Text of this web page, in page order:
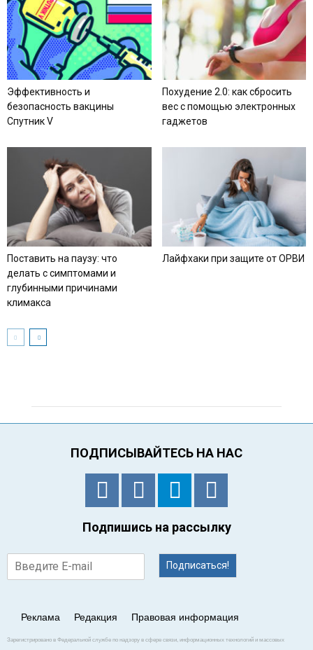
Эффективность и
безопасность вакцины
Спутник V
Похудение 2.0: как сбросить
вес с помощью электронных
гаджетов
Поставить на паузу: что
делать с симптомами и
глубинными причинами
климакса
Лайфхаки при защите от ОРВИ
ПОДПИСЫВАЙТЕСЬ НА НАС
Подпишись на рассылку
Подписаться!
Реклама Редакция Правовая информация
Зарегистрировано в Федеральной службе по надзору в сфере связи, информационных технологий и массовых